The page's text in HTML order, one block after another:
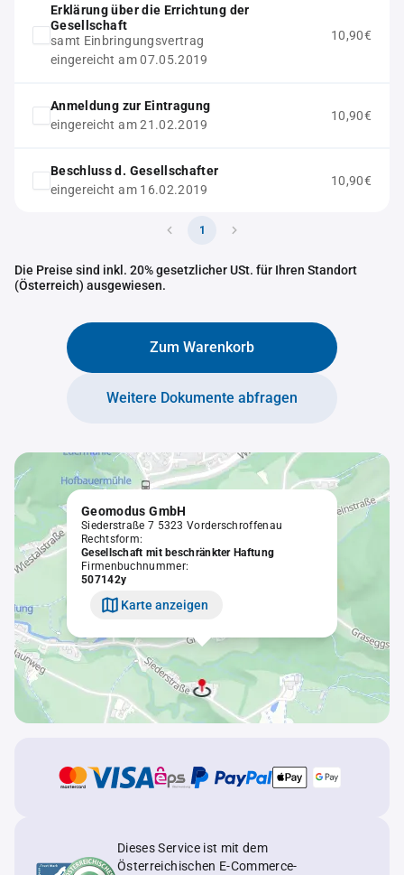
Erklärung über die Errichtung der
Gesellschaft
samt Einbringungsvertrag
eingereicht am 07.05.2019
10,90€
Anmeldung zur Eintragung
eingereicht am 21.02.2019
10,90€
Beschluss d. Gesellschafter
eingereicht am 16.02.2019
10,90€
1
Die Preise sind inkl. 20% gesetzlicher USt. für Ihren Standort
(Österreich) ausgewiesen.
Zum Warenkorb
Weitere Dokumente abfragen
Geomodus GmbH
Siederstraße 7 5323 Vorderschroffenau
Rechtsform:
Gesellschaft mit beschränkter Haftung
Firmenbuchnummer:
507142y
Karte anzeigen
Dieses Service ist mit dem
Österreichischen E-Commerce-